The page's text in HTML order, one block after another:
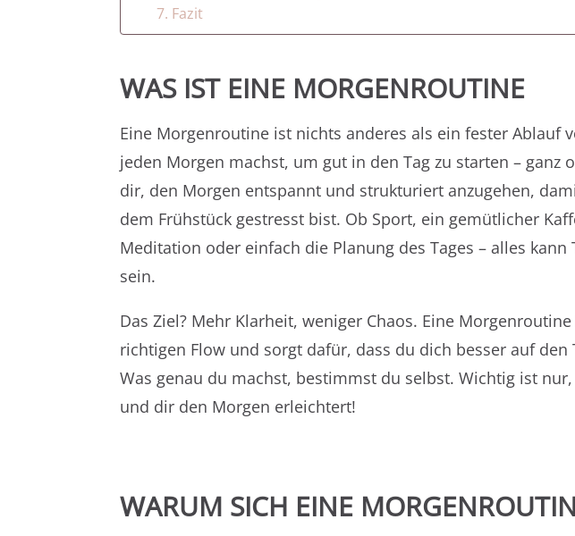
Fazit
WAS IST EINE MORGENROUTINE
Eine Morgenroutine ist nichts anderes als ein fester Ablauf
jeden Morgen machst, um gut in den Tag zu starten – ganz
dir, den Morgen entspannt und strukturiert anzugehen,
dem Frühstück gestresst bist. Ob Sport, ein gemütlicher
Meditation oder einfach die Planung des Tages – alles kann
sein.
Das Ziel? Mehr Klarheit, weniger Chaos. Eine
richtigen Flow und sorgt dafür, dass du dich besser auf
Was genau du machst, bestimmst du selbst. Wichtig ist
und dir den Morgen erleichtert!
WARUM SICH EINE